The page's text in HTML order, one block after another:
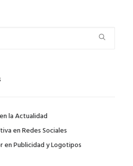
la Actualidad
en Redes Sociales
en Publicidad y Logotipos